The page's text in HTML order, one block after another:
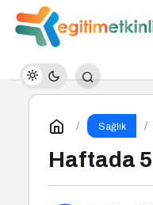
Sağlık
Haftada 5